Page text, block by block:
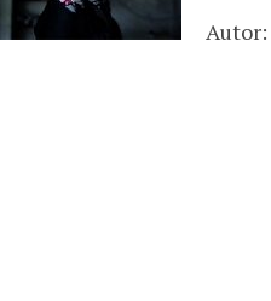
Autor: